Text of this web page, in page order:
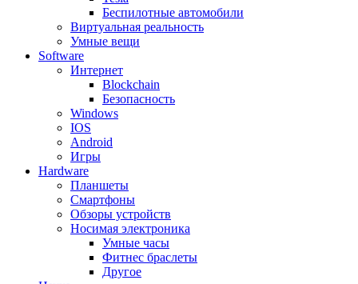
Беспилотные автомобили
Виртуальная реальность
Умные вещи
Software
Интернет
Blockchain
Безопасность
Windows
IOS
Android
Игры
Hardware
Планшеты
Смартфоны
Обзоры устройств
Носимая электроника
Умные часы
Фитнес браслеты
Другое